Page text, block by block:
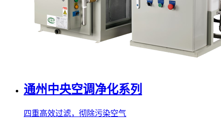
通州中央空调净化系列
四重高效过滤，彻除污染空气